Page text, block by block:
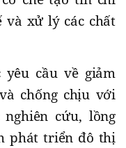
và xử lý các chất
yêu cầu về giảm
chống chịu với
cứu, lồng
phát triển đô thị